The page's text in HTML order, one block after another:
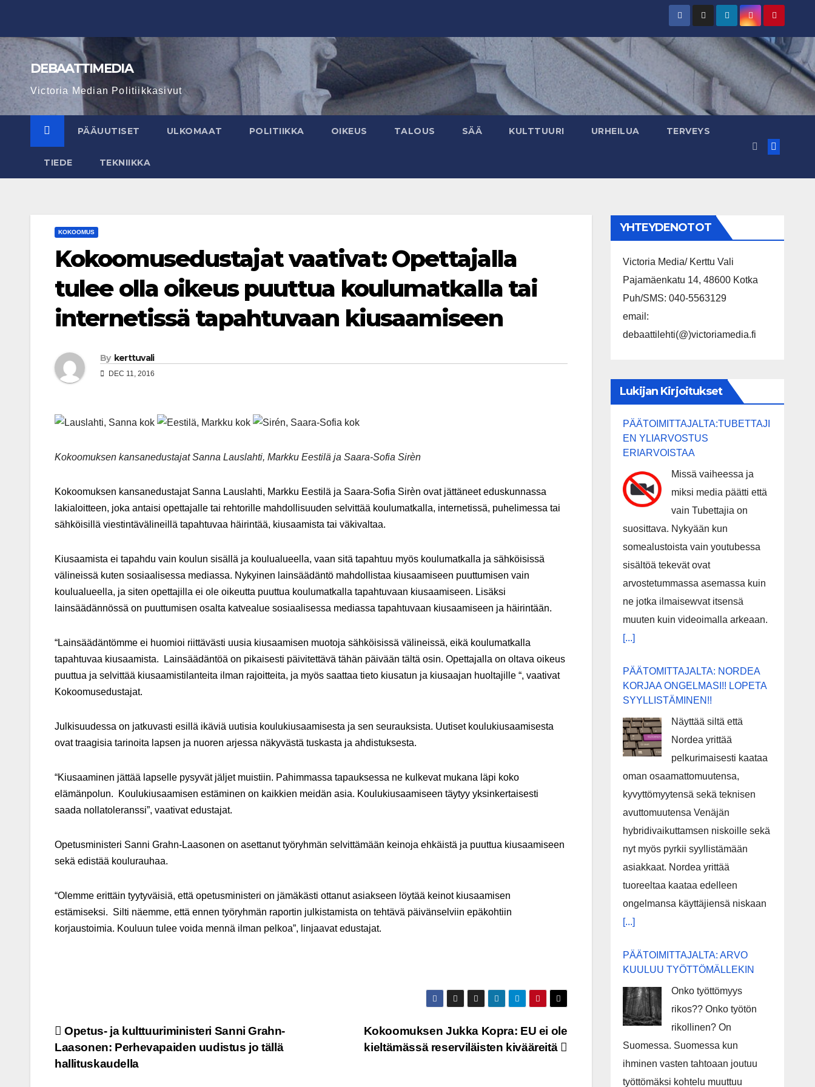
content
DEBAATTIMEDIA
Victoria Median Politiikkasivut
PÄÄUUTISET ULKOMAAT POLITIIKKA OIKEUS TALOUS SÄÄ KULTTUURI URHEILUA TERVEYS
TIEDE TEKNIIKKA
KOKOOMUS
Kokoomusedustajat vaativat: Opettajalla
tulee olla oikeus puuttua koulumatkalla tai
internetissä tapahtuvaan kiusaamiseen
By kerttuvali
DEC 11, 2016
Kokoomuksen kansanedustajat Sanna Lauslahti, Markku Eestilä ja Saara-Sofia Sirèn
Kokoomuksen kansanedustajat Sanna Lauslahti, Markku Eestilä ja Saara-Sofia Sirèn ovat jättäneet eduskunnassa
lakialoitteen, joka antaisi opettajalle tai rehtorille mahdollisuuden selvittää koulumatkalla, internetissä, puhelimessa tai
sähköisillä viestintävälineillä tapahtuvaa häirintää, kiusaamista tai väkivaltaa.
Kiusaamista ei tapahdu vain koulun sisällä ja koulualueella, vaan sitä tapahtuu myös koulumatkalla ja sähköisissä
välineissä kuten sosiaalisessa mediassa. Nykyinen lainsäädäntö mahdollistaa kiusaamiseen puuttumisen vain
koulualueella, ja siten opettajilla ei ole oikeutta puuttua koulumatkalla tapahtuvaan kiusaamiseen. Lisäksi
lainsäädännössä on puuttumisen osalta katvealue sosiaalisessa mediassa tapahtuvaan kiusaamiseen ja häirintään.
“Lainsäädäntömme ei huomioi riittävästi uusia kiusaamisen muotoja sähköisissä välineissä, eikä koulumatkalla
tapahtuvaa kiusaamista. Lainsäädäntöä on pikaisesti päivitettävä tähän päivään tältä osin. Opettajalla on oltava oikeus
puuttua ja selvittää kiusaamistilanteita ilman rajoitteita, ja myös saattaa tieto kiusatun ja kiusaajan huoltajille “, vaativat
Kokoomusedustajat.
Julkisuudessa on jatkuvasti esillä ikäviä uutisia koulukiusaamisesta ja sen seurauksista. Uutiset koulukiusaamisesta
ovat traagisia tarinoita lapsen ja nuoren arjessa näkyvästä tuskasta ja ahdistuksesta.
“Kiusaaminen jättää lapselle pysyvät jäljet muistiin. Pahimmassa tapauksessa ne kulkevat mukana läpi koko
elämänpolun. Koulukiusaamisen estäminen on kaikkien meidän asia. Koulukiusaamiseen täytyy yksinkertaisesti
saada nollatoleranssi”, vaativat edustajat.
Opetusministeri Sanni Grahn-Laasonen on asettanut työryhmän selvittämään keinoja ehkäistä ja puuttua kiusaamiseen
sekä edistää koulurauhaa.
“Olemme erittäin tyytyväisiä, että opetusministeri on jämäkästi ottanut asiakseen löytää keinot kiusaamisen
estämiseksi. Silti näemme, että ennen työryhmän raportin julkistamista on tehtävä päivänselviin epäkohtiin
korjaustoimia. Kouluun tulee voida mennä ilman pelkoa”, linjaavat edustajat.
Post
navigation
Kokoomuksen Jukka Kopra: EU ei ole
kieltämässä reserviläisten kivääreitä
Opetus- ja kulttuuriministeri Sanni Grahn-
Laasonen: Perhevapaiden uudistus jo tällä
hallituskaudella
YHTEYDENOTOT
Victoria Media/ Kerttu Vali
Pajamäenkatu 14, 48600 Kotka
Puh/SMS: 040-5563129
email:
debaattilehti(@)victoriamedia.fi
Lukijan Kirjoitukset
PÄÄTOIMITTAJALTA:TUBETTAJI
EN YLIARVOSTUS
ERIARVOISTAA
Missä vaiheessa ja
miksi media päätti että
vain Tubettajia on
suosittava. Nykyään kun
somealustoista vain youtubessa
sisältöä tekevät ovat
arvostetummassa asemassa kuin
ne jotka ilmaisewvat itsensä
muuten kuin videoimalla arkeaan.
[...]
PÄÄTOMITTAJALTA: NORDEA
KORJAA ONGELMASI!! LOPETA
SYYLLISTÄMINEN!!
Näyttää siltä että
Nordea yrittää
pelkurimaisesti kaataa
oman osaamattomuutensa,
kyvyttömyytensä sekä teknisen
avuttomuutensa Venäjän
hybridivaikuttamsen niskoille sekä
nyt myös pyrkii syyllistämään
asiakkaat. Nordea yrittää
tuoreeltaa kaataa edelleen
ongelmansa käyttäjiensä niskaan
[...]
PÄÄTOIMITTAJALTA: ARVO
KUULUU TYÖTTÖMÄLLEKIN
Onko työttömyys
rikos?? Onko työtön
rikollinen? On
Suomessa. Suomessa kun
ihminen vasten tahtoaan joutuu
työttömäksi kohtelu muuttuu